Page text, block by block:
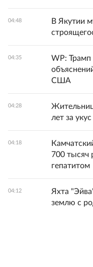
04:48
В Якутии
04:35
WP: Трамп
США
04:28
лет за
04:18
700 тысяч
гепатитом
04:12
Яхта
землю с